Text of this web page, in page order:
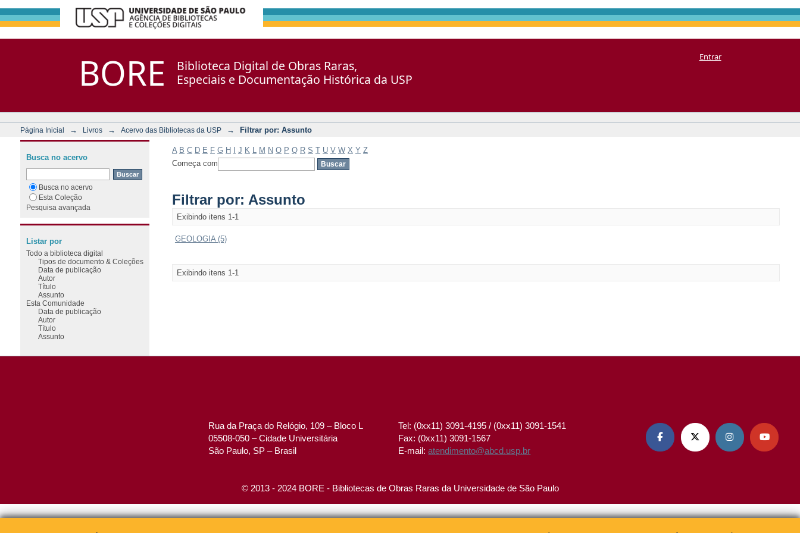
BORE
Biblioteca Digital de Obras Raras,
Especiais e Documentação Histórica da USP
Entrar
Página Inicial → Livros → Acervo das Bibliotecas da USP → Filtrar por: Assunto
A B C D E F G H J K M N O P Q R S T U V W X Y Z
Começa com
Filtrar por: Assunto
Exibindo itens 1-1
GEOLOGIA (5)
Exibindo itens 1-1
Busca no acervo
Busca no acervo
Esta Coleção
Pesquisa avançada
Listar por
Todo a biblioteca digital
Tipos de documento & Coleções
Data de publicação
Autor
Título
Assunto
Esta Comunidade
Data de publicação
Autor
Título
Assunto
Rua da Praça do Relógio, 109 – Bloco L
05508-050 – Cidade Universitária
São Paulo, SP – Brasil
Tel: (0xx11) 3091-4195 / (0xx11) 3091-1541
Fax: (0xx11) 3091-1567
E-mail:atendimento@abcd.usp.br
   
© 2013 - 2024 BORE - Bibliotecas de Obras Raras da Universidade de São Paulo